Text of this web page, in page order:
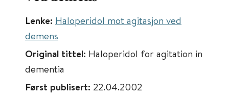
Lenke: Haloperidol mot agitasjon ved
demens
Original tittel: Haloperidol for agitation in
dementia
Først publisert: 22.04.2002